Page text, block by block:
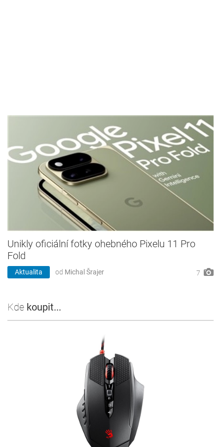
Unikly oficiální fotky ohebného Pixelu 11 Pro
Fold
Aktualita od Michal Šrajer 7
Kde koupit...